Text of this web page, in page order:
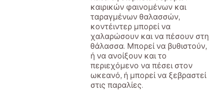
καιρικών φαινομένων και
ταραγμένων θαλασσών,
κοντέιντερ μπορεί να
χαλαρώσουν και να πέσουν στη
θάλασσα. Μπορεί να βυθιστούν,
ή να ανοίξουν και το
περιεχόμενο να πέσει στον
ωκεανό, ή μπορεί να ξεβραστεί
στις παραλίες.